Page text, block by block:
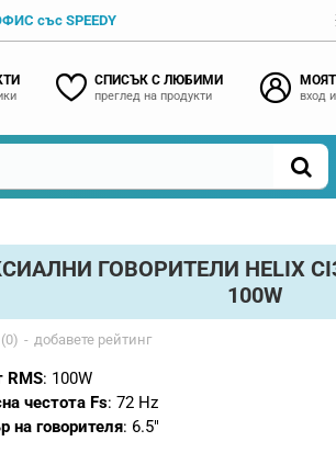
със SPEEDY
СПИСЪК С ЛЮБИМИ
преглед на продукти вход
ГОВОРИТЕЛИ HELIX
100W
RMS: 100W
честота Fs: 72 Hz
на говорителя: 6.5"
(0) - добавете рейтинг